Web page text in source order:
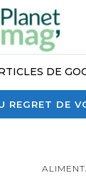
REGRET DE
DE